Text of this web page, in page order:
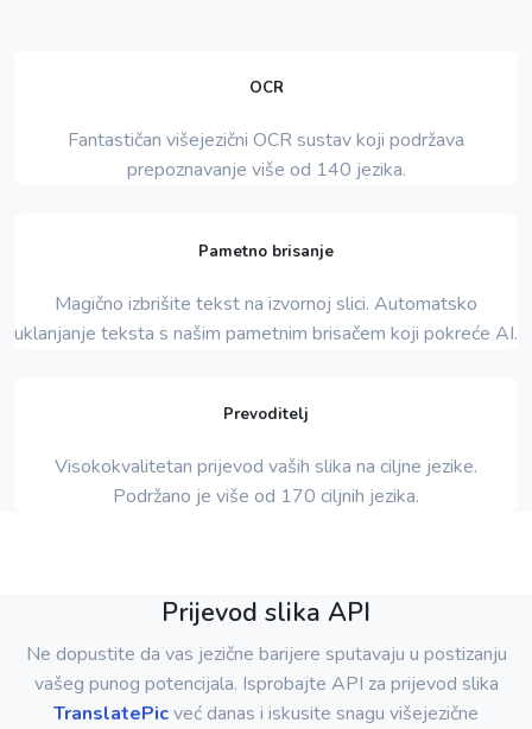
OCR
Fantastičan višejezični OCR sustav koji podržava
prepoznavanje više od 140 jezika.
Pametno brisanje
Magično izbrišite tekst na izvornoj slici. Automatsko
uklanjanje teksta s našim pametnim brisačem koji pokreće AI.
Prevoditelj
Visokokvalitetan prijevod vaših slika na ciljne jezike.
Podržano je više od 170 ciljnih jezika.
Prijevod slika API
Ne dopustite da vas jezične barijere sputavaju u postizanju
vašeg punog potencijala. Isprobajte API za prijevod slika
TranslatePicveć danas i iskusite snagu višejezične